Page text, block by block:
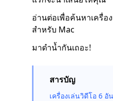
อ่านต่อเพื่อค้นหาเครื่อ
สำหรับ Mac
มาดำน้ำกันเถอะ!
สารบัญ
เครื่องเล่นวิดีโอ 6